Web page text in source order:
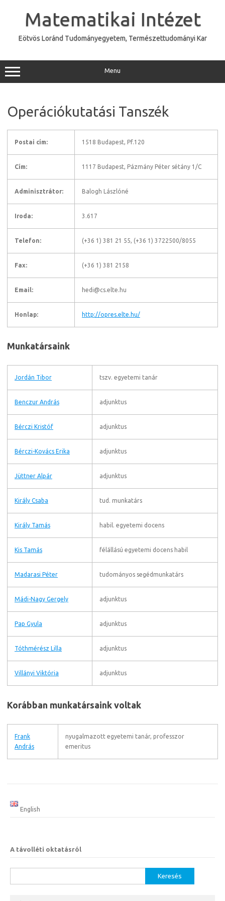
Matematikai Intézet
Eötvös Loránd Tudományegyetem, Természettudományi Kar
Menu
Operációkutatási Tanszék
Postai cím: 1518 Budapest, Pf.120
Cím: 1117 Budapest, Pázmány Péter sétány 1/C
Adminisztrátor: Balogh Lászlóné
Iroda: 3.617
Telefon: (+36 1) 381 21 55, (+36 1) 3722500/8055
Fax: (+36 1) 381 2158
Email: hedi@cs.elte.hu
Honlap: http://opres.elte.hu/
Munkatársaink
Jordán Tibor tszv. egyetemi tanár
Benczur András adjunktus
Bérczi Kristóf adjunktus
Bérczi-Kovács Erika adjunktus
Jüttner Alpár adjunktus
Király Csaba tud. munkatárs
Király Tamás habil. egyetemi docens
Kis Tamás félállású egyetemi docens habil
Madarasi Péter tudományos segédmunkatárs
Mádi-Nagy Gergely adjunktus
Pap Gyula adjunktus
Tóthmérész Lilla adjunktus
Villányi Viktória adjunktus
Korábban munkatársaink voltak
Frank
András
nyugalmazott egyetemi tanár, professzor
emeritus
English
A távolléti oktatásról